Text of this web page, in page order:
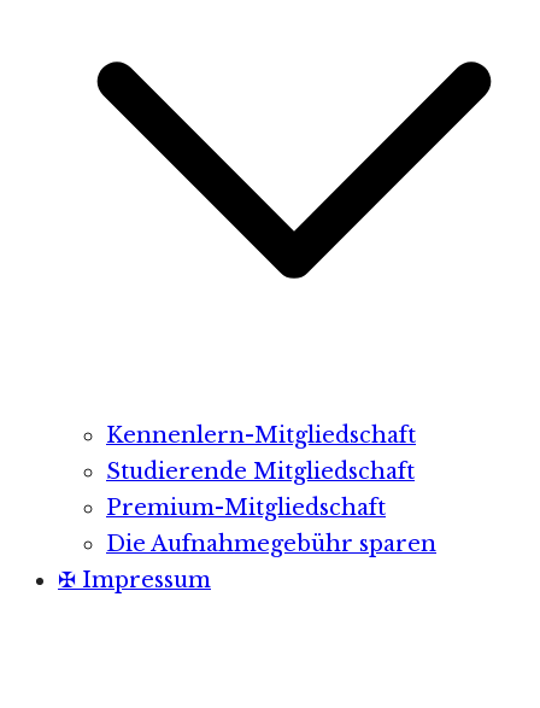
Kennenlern-Mitgliedschaft
Studierende Mitgliedschaft
Premium-Mitgliedschaft
Die Aufnahmegebühr sparen
✠ Impressum